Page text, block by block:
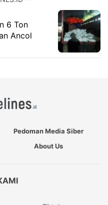
6 Ton
Ancol
Pedoman Media Siber
About Us